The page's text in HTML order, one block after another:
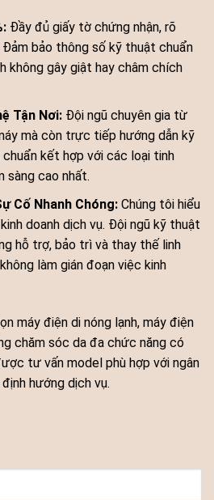
Đầy đủ giấy tờ chứng nhận, rõ
bảo thông số kỹ thuật chuẩn
không gây giật hay châm chích
Tận Nơi: Đội ngũ chuyên gia từ
mà còn trực tiếp hướng dẫn kỹ
kết hợp với các loại tinh
sàng cao nhất.
Cố Nhanh Chóng: Chúng tôi hiểu
doanh dịch vụ. Đội ngũ kỹ thuật
hỗ trợ, bảo trì và thay thế linh
làm gián đoạn việc kinh
máy điện di nóng lạnh, máy điện
chăm sóc da đa chức năng có
tư vấn model phù hợp với ngân
hướng dịch vụ.